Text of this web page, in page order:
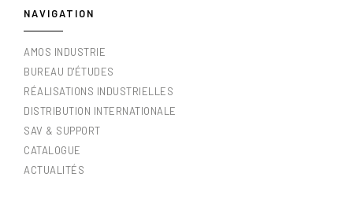
NAVIGATION
AMOS INDUSTRIE
BUREAU D'ÉTUDES
RÉALISATIONS INDUSTRIELLES
DISTRIBUTION INTERNATIONALE
SAV & SUPPORT
CATALOGUE
ACTUALITÉS